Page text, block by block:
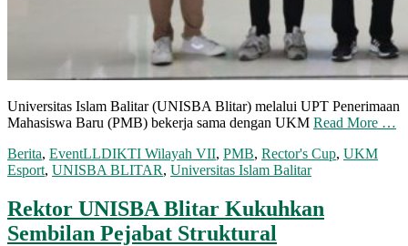
Universitas Islam Balitar (UNISBA Blitar) melalui UPT Penerimaan
Mahasiswa Baru (PMB) bekerja sama dengan UKM Read More …
Berita, EventLLDIKTI Wilayah VII, PMB, Rector's Cup, UKM
Esport, UNISBA BLITAR, Universitas Islam Balitar
Rektor UNISBA Blitar Kukuhkan
Sembilan Pejabat Struktural